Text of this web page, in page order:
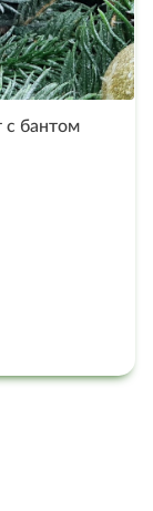
с бантом